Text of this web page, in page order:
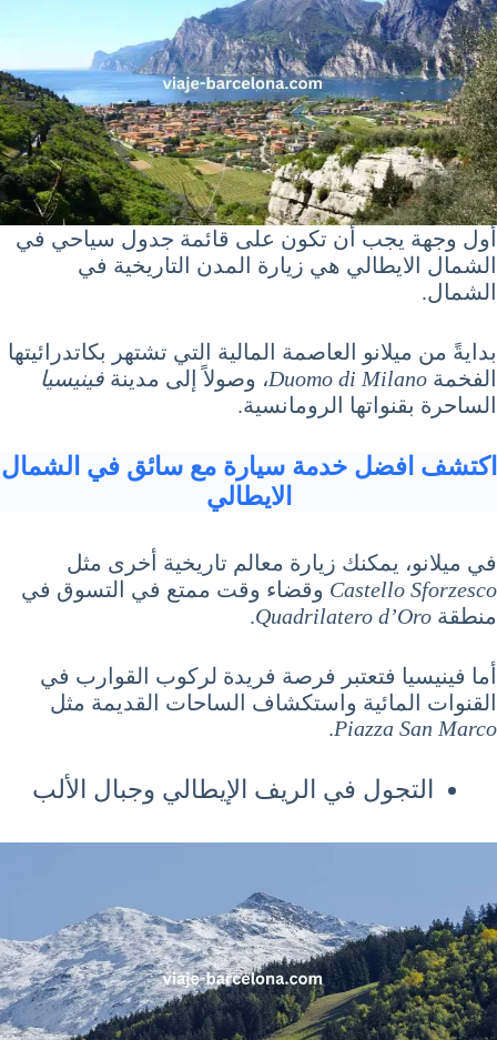
أول وجهة يجب أن تكون على قائمة جدول سياحي في
الشمال الايطالي هي زيارة المدن التاريخية في
الشمال.
بدايةً من ميلانو العاصمة المالية التي تشتهر بكاتدرائيتها
الفخمة Duomo di Milano، وصولاً إلى مدينة فينيسيا
الساحرة بقنواتها الرومانسية.
اكتشف افضل خدمة سيارة مع سائق في الشمال
الايطالي
في ميلانو، يمكنك زيارة معالم تاريخية أخرى مثل
Castello Sforzesco وقضاء وقت ممتع في التسوق في
منطقة Quadrilatero d’Oro
.
أما فينيسيا فتعتبر فرصة فريدة لركوب القوارب في
القنوات المائية واستكشاف الساحات القديمة مثل
Piazza San Marco
.
التجول في الريف الإيطالي وجبال الألب